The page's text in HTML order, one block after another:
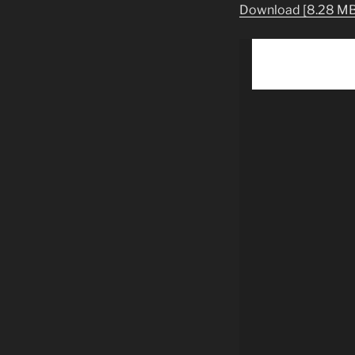
Download [8.28